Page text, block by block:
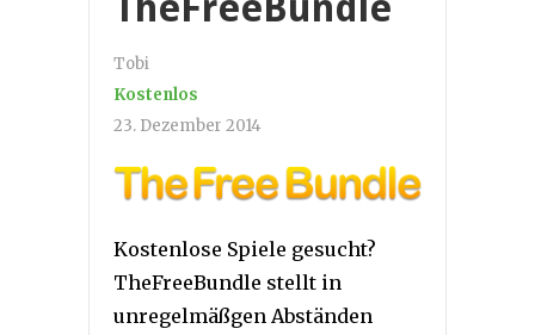
Tobi
Kostenlos
23. Dezember 2014
Kostenlose Spiele gesucht?
TheFreeBundle stellt in
unregelmäßgen Abständen